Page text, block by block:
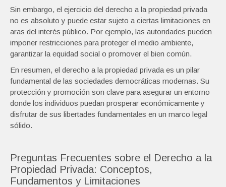
Sin embargo, el ejercicio del derecho a la propiedad privada
no es absoluto y puede estar sujeto a ciertas limitaciones en
aras del interés público. Por ejemplo, las autoridades pueden
imponer restricciones para proteger el medio ambiente,
garantizar la equidad social o promover el bien común.
En resumen, el derecho a la propiedad privada es un pilar
fundamental de las sociedades democráticas modernas. Su
protección y promoción son clave para asegurar un entorno
donde los individuos puedan prosperar económicamente y
disfrutar de sus libertades fundamentales en un marco legal
sólido.
Preguntas Frecuentes sobre el Derecho a la
Propiedad Privada: Conceptos,
Fundamentos y Limitaciones